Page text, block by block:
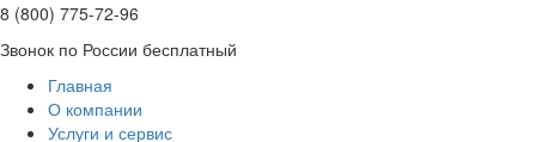
8 (800) 775-72-96
Звонок по России бесплатный
Главная
О компании
Услуги и сервис